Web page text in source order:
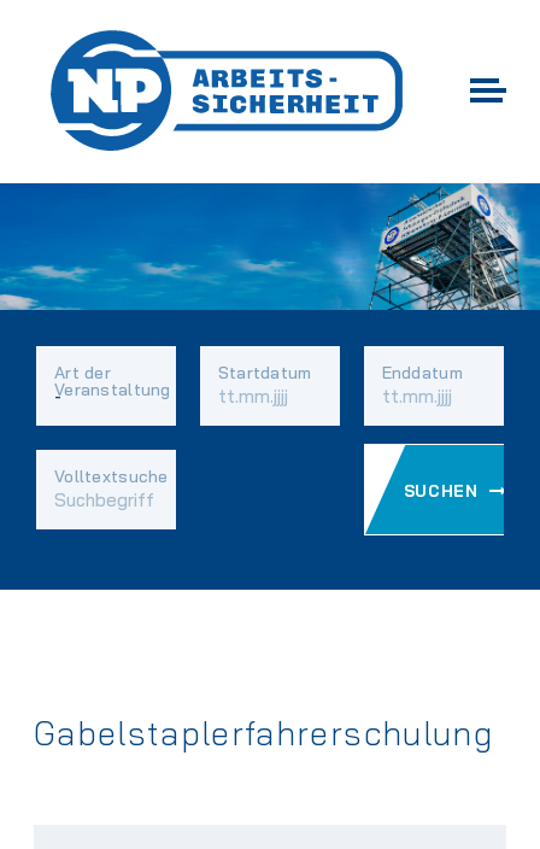
Felder
Art der
Veranstaltung
Startdatum Enddatum
Volltextsuche
SUCHEN
Gabelstaplerfahrerschulung